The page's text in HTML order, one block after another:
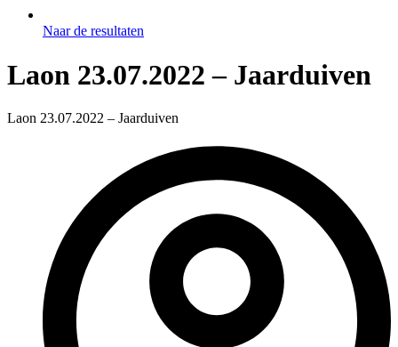
Naar de resultaten
Laon 23.07.2022 – Jaarduiven
Laon 23.07.2022 – Jaarduiven